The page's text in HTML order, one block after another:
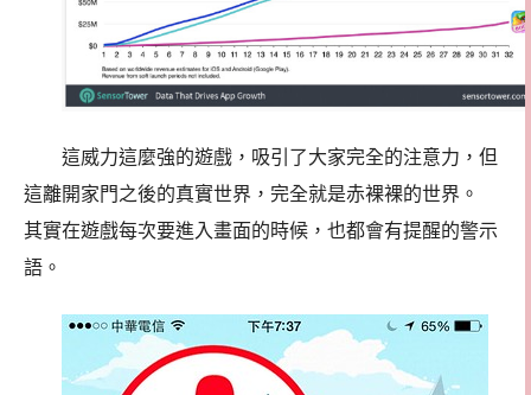
這威力這麼強的遊戲，吸引了大家完全的注意力，但
這離開家門之後的真實世界，完全就是赤裸裸的世界。
其實在遊戲每次要進入畫面的時候，也都會有提醒的警示
語。